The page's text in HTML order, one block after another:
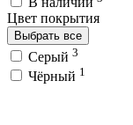
Цвет покрытия
Выбрать все
Серый 3
Чёрный 1